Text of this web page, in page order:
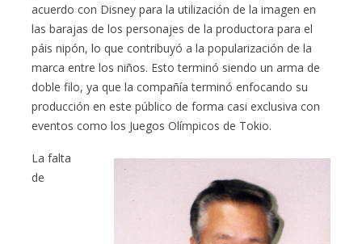
acuerdo con Disney para la utilización de la imagen en
las barajas de los personajes de la productora para el
páis nipón, lo que contribuyó a la popularización de la
marca entre los niños. Esto terminó siendo un arma de
doble filo, ya que la compañía terminó enfocando su
producción en este público de forma casi exclusiva con
eventos como los Juegos Olímpicos de Tokio.
La falta
de